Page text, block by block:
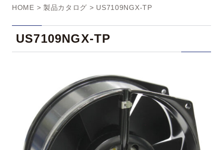
n
HOME > 製品カタログ > US7109NGX-TP
US7109NGX-TP